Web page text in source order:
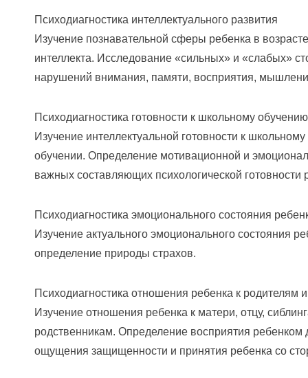
Психодиагностика интеллектуального развития
Изучение познавательной сферы ребенка в
интеллекта. Исследование «сильных» и «слабых»
нарушений внимания, памяти, восприятия,
Психодиагностика готовности к школьному обучению
Изучение интеллектуальной готовности к
обучении. Определение мотивационной и
важных составляющих психологической готовности
Психодиагностика эмоционального состояния
Изучение актуального эмоционального состояния
определение природы страхов.
Психодиагностика отношения ребенка к
Изучение отношения ребенка к матери, отцу,
родственникам. Определение восприятия ребенком
ощущения защищенности и принятия ребенка со